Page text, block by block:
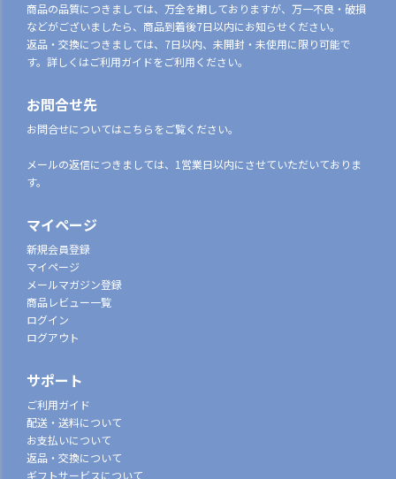
商品の品質につきましては、万全を期しておりますが、万一不良・破損
などがございましたら、商品到着後7日以内にお知らせください。
返品・交換につきましては、7日以内、未開封・未使用に限り可能で
す。詳しくはご利用ガイドをご利用ください。
お問合せ先
お問合せについてはこちらをご覧ください。
メールの返信につきましては、1営業日以内にさせていただいておりま
す。
マイページ
新規会員登録
マイページ
メールマガジン登録
商品レビュー一覧
ログイン
ログアウト
サポート
ご利用ガイド
配送・送料について
お支払いについて
返品・交換について
ギフトサービスについて